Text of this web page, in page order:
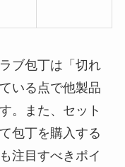
ブ包丁は「切れ
いる点で他製品
。また、セット
包丁を購入する
注目すべきポイ